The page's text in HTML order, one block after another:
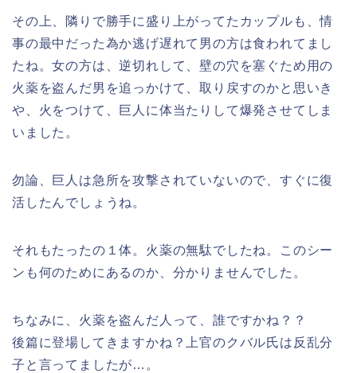
その上、隣りで勝手に盛り上がってたカップルも、情
事の最中だった為か逃げ遅れて男の方は食われてまし
たね。女の方は、逆切れして、壁の穴を塞ぐため用の
火薬を盗んだ男を追っかけて、取り戻すのかと思いき
や、火をつけて、巨人に体当たりして爆発させてしま
いました。
勿論、巨人は急所を攻撃されていないので、すぐに復
活したんでしょうね。
それもたったの１体。火薬の無駄でしたね。このシー
ンも何のためにあるのか、分かりませんでした。
ちなみに、火薬を盗んだ人って、誰ですかね？？
後篇に登場してきますかね？上官のクバル氏は反乱分
子と言ってましたが…。